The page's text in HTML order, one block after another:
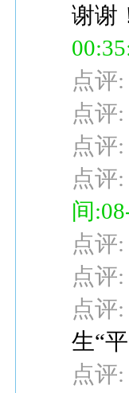
谢谢
点评:
点评:
点评:
点评:
间
点评:
点评:
点评:
生“
点评: